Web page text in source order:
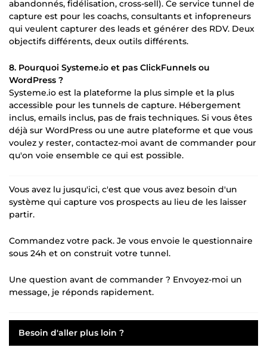
abandonnés, fidélisation, cross-sell). Ce service tunnel de
capture est pour les coachs, consultants et infopreneurs
qui veulent capturer des leads et générer des RDV. Deux
objectifs différents, deux outils différents.
8. Pourquoi Systeme.io et pas ClickFunnels ou
WordPress ?
Systeme.io est la plateforme la plus simple et la plus
accessible pour les tunnels de capture. Hébergement
inclus, emails inclus, pas de frais techniques. Si vous êtes
déjà sur WordPress ou une autre plateforme et que vous
voulez y rester, contactez-moi avant de commander pour
qu'on voie ensemble ce qui est possible.
Vous avez lu jusqu'ici, c'est que vous avez besoin d'un
système qui capture vos prospects au lieu de les laisser
partir.
Commandez votre pack. Je vous envoie le questionnaire
sous 24h et on construit votre tunnel.
Une question avant de commander ? Envoyez-moi un
message, je réponds rapidement.
Besoin d'aller plus loin ?